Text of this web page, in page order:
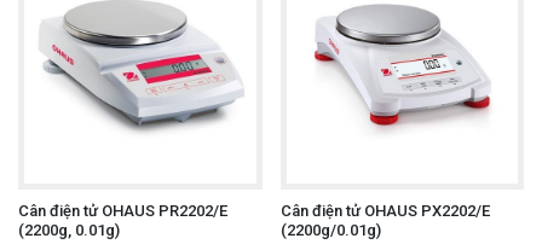
Cân điện tử OHAUS PR2202/E
(2200g, 0.01g)
Cân điện tử OHAUS PX2202/E
(2200g/0.01g)